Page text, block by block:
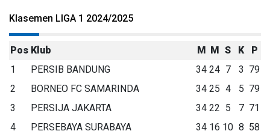
Klasemen LIGA 1 2024/2025
Pos Klub M M S K
P
1
PERSIB BANDUNG 34 24 7 3 79
2
BORNEO FC SAMARINDA 34 25 4 5 79
3
PERSIJA JAKARTA 34 22 5 7 71
4
PERSEBAYA SURABAYA 34 16 10 8 58